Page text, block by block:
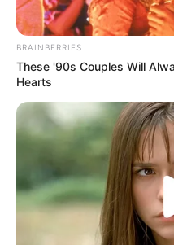
$30k In Debt Relief
Institutions Quietly
BRAINBERRIES
These '90s Couples Will
Hearts